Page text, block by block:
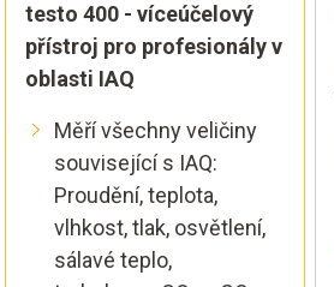
testo 400 - víceúčelový
přístroj pro profesionály v
oblasti IAQ
Měří všechny veličiny
související s IAQ:
Proudění, teplota,
vlhkost, tlak, osvětlení,
sálavé teplo,